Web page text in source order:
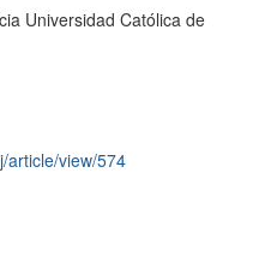
Universidad Católica de
article/view/574